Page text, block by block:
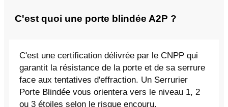
C'est quoi une porte blindée A2P ?
C'est une certification délivrée par le CNPP qui
garantit la résistance de la porte et de sa serrure
face aux tentatives d'effraction. Un Serrurier
Porte Blindée vous orientera vers le niveau 1, 2
ou 3 étoiles selon le risque encouru.